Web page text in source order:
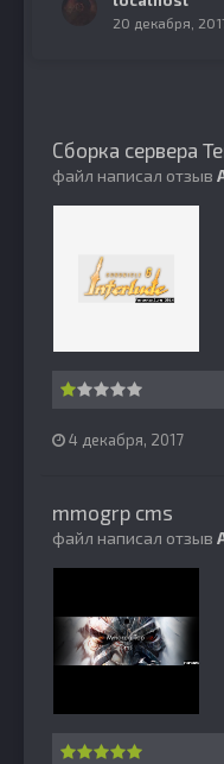
20 декабря,
Сборка сервера
файл написал отзыв
4 декабря, 2017
mmogrp cms
файл написал отзыв